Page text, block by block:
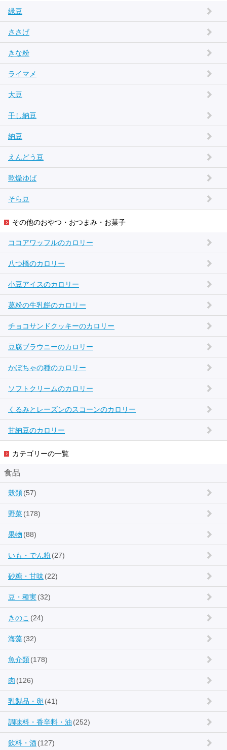
緑豆
ささげ
きな粉
ライマメ
大豆
干し納豆
納豆
えんどう豆
乾燥ゆば
そら豆
その他のおやつ・おつまみ・お菓子
ココアワッフルのカロリー
八つ橋のカロリー
小豆アイスのカロリー
葛粉の牛乳餅のカロリー
チョコサンドクッキーのカロリー
豆腐ブラウニーのカロリー
かぼちゃの種のカロリー
ソフトクリームのカロリー
くるみとレーズンのスコーンのカロリー
甘納豆のカロリー
カテゴリーの一覧
食品
穀類(57)
野菜(178)
果物 (88)
いも・でん粉(27)
砂糖・甘味(22)
豆・種実(32)
きのこ (24)
海藻(32)
魚介類(178)
肉 (126)
乳製品・卵 (41)
調味料・香辛料・油 (252)
飲料・酒(127)